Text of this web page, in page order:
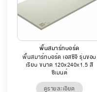
พื้นสมาร์ทบอร์ด
พื้นสมาร์ทบอร์ด เอสซีจี รุ่นขอบ
เรียบ ขนาด 120x240x1.5 สี
ซีเมนต์
ดูรายละเอียด